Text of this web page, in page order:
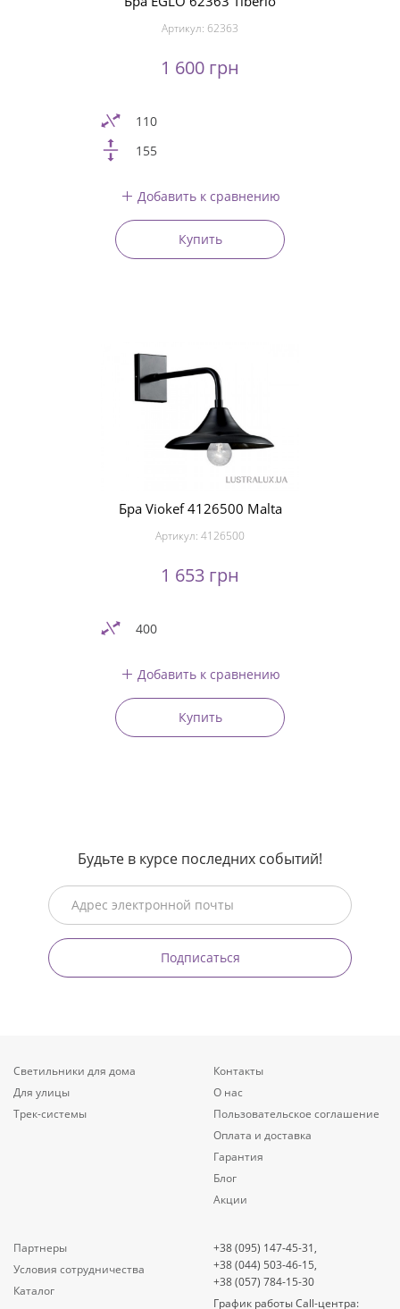
Артикул: 62363
1 600 грн
110
155
Добавить к сравнению
Купить
Бра Viokef 4126500 Malta
Артикул: 4126500
1 653 грн
400
Добавить к сравнению
Купить
Будьте в курсе последних событий!
Подписаться
Светильники для дома
Для улицы
Трек-системы
Контакты
О нас
Пользовательское соглашение
Оплата и доставка
Гарантия
Блог
Акции
Партнеры
Условия сотрудничества
Каталог
+38 (095) 147-45-31,
+38 (044) 503-46-15,
+38 (057) 784-15-30
График работы Call-центра: